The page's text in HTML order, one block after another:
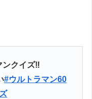
ンクイズ‼️
#ウルトラマン60